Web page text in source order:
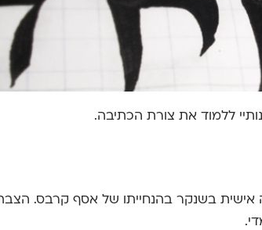
ללמוד את צורת הכתיבה.
אישית בשנקר בהנחייתו של אסף קרבס.